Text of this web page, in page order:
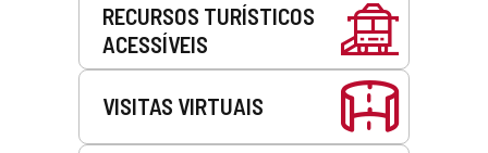
RECURSOS TURÍSTICOS
ACESSÍVEIS
VISITAS VIRTUAIS